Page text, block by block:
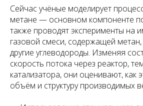
Сейчас учёные моделирует
метане — основном компоненте
также проводят эксперименты
газовой смеси, содержащей
другие углеводороды. Изменяя
скорость потока через реактор,
катализатора, они оценивают, как
объём и структуру производимых